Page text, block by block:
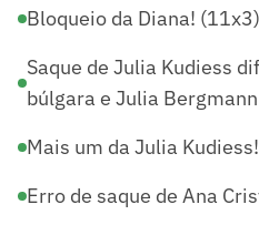
Bloqueio da Diana! (11x3)
Saque de Julia Kudiess
búlgara e Julia
Mais um da Julia
Erro de saque de Ana